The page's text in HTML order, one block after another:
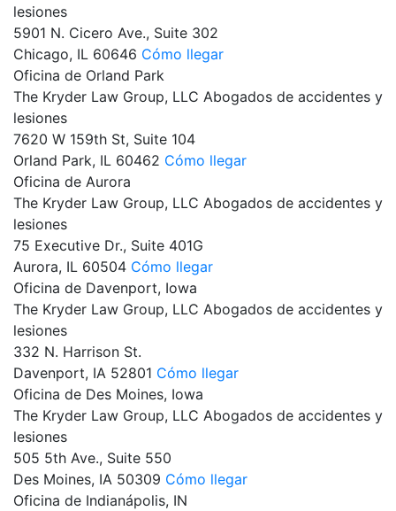
lesiones
5901 N. Cicero Ave., Suite 302
Chicago, IL 60646 Cómo llegar
Oficina de Orland Park
The Kryder Law Group, LLC Abogados de accidentes y
lesiones
7620 W 159th St, Suite 104
Orland Park, IL 60462 Cómo llegar
Oficina de Aurora
The Kryder Law Group, LLC Abogados de accidentes y
lesiones
75 Executive Dr., Suite 401G
Aurora, IL 60504 Cómo llegar
Oficina de Davenport, Iowa
The Kryder Law Group, LLC Abogados de accidentes y
lesiones
332 N. Harrison St.
Davenport, IA 52801 Cómo llegar
Oficina de Des Moines, Iowa
The Kryder Law Group, LLC Abogados de accidentes y
lesiones
505 5th Ave., Suite 550
Des Moines, IA 50309 Cómo llegar
Oficina de Indianápolis, IN